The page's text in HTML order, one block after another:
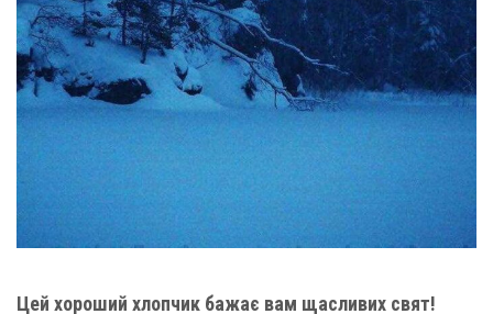
Цей хороший хлопчик бажає вам щасливих свят!